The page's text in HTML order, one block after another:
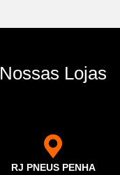
Nossas Lojas
RJ PNEUS PENHA